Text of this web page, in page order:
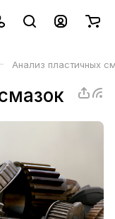
Анализ пластичных